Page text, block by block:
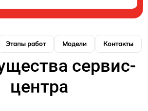
Этапы работ Модели Контакты
сервис-
центра